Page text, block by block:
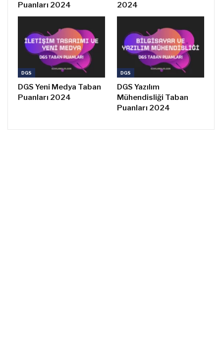
Puanları 2024
2024
DGS
DGS Yeni Medya Taban
Puanları 2024
DGS
DGS Yazılım
Mühendisliği Taban
Puanları 2024